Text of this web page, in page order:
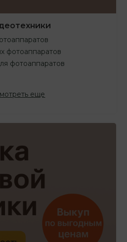
фотоаппаратов
фотоаппаратов
еще